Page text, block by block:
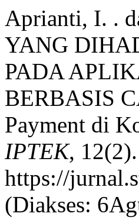
Aprianti, I. .
YANG
PADA
BERBASIS
Payment di
IPTEK,
https://
(Diakses: